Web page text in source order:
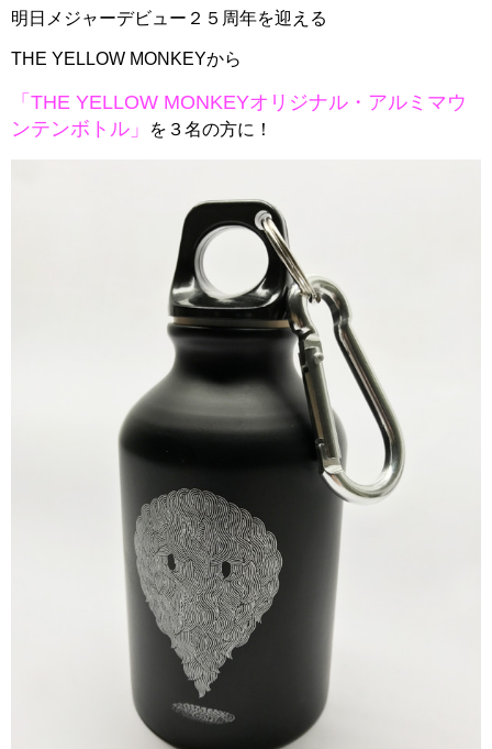
明日メジャーデビュー２５周年を迎える
THE YELLOW MONKEYから
「THE YELLOW MONKEYオリジナル・アルミマウ
ンテンボトル」
を３名の方に！